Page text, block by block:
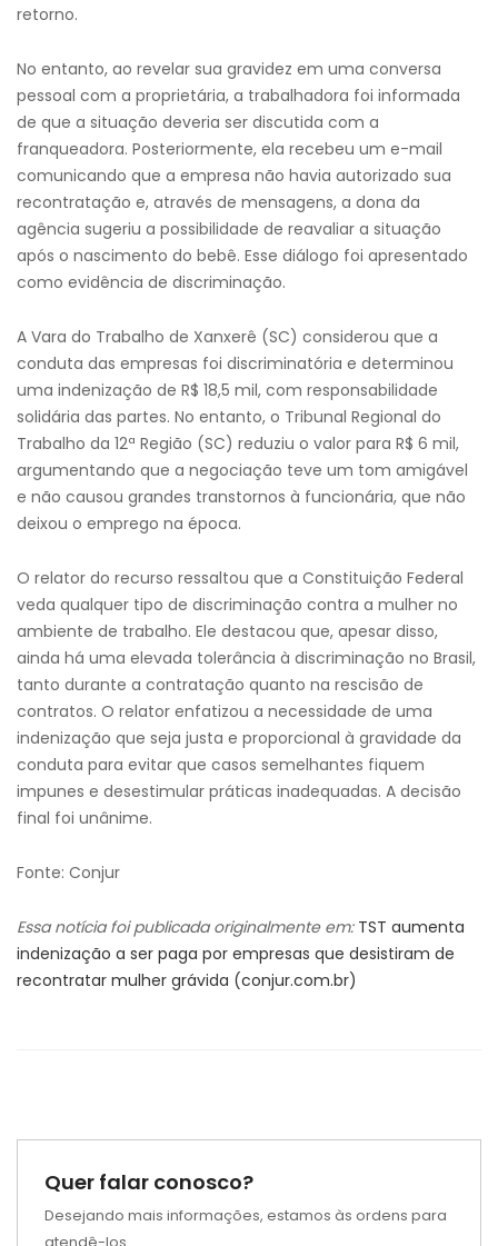
retorno.
No entanto, ao revelar sua gravidez em uma conversa
pessoal com a proprietária, a trabalhadora foi informada
de que a situação deveria ser discutida com a
franqueadora. Posteriormente, ela recebeu um e-mail
comunicando que a empresa não havia autorizado sua
recontratação e, através de mensagens, a dona da
agência sugeriu a possibilidade de reavaliar a situação
após o nascimento do bebê. Esse diálogo foi apresentado
como evidência de discriminação.
A Vara do Trabalho de Xanxerê (SC) considerou que a
conduta das empresas foi discriminatória e determinou
uma indenização de R$ 18,5 mil, com responsabilidade
solidária das partes. No entanto, o Tribunal Regional do
Trabalho da 12ª Região (SC) reduziu o valor para R$ 6 mil,
argumentando que a negociação teve um tom amigável
e não causou grandes transtornos à funcionária, que não
deixou o emprego na época.
O relator do recurso ressaltou que a Constituição Federal
veda qualquer tipo de discriminação contra a mulher no
ambiente de trabalho. Ele destacou que, apesar disso,
ainda há uma elevada tolerância à discriminação no Brasil,
tanto durante a contratação quanto na rescisão de
contratos. O relator enfatizou a necessidade de uma
indenização que seja justa e proporcional à gravidade da
conduta para evitar que casos semelhantes fiquem
impunes e desestimular práticas inadequadas. A decisão
final foi unânime.
Fonte: Conjur
Essa notícia foi publicada originalmente em: TST aumenta
indenização a ser paga por empresas que desistiram de
recontratar mulher grávida (conjur.com.br)
Quer falar conosco?
Desejando mais informações, estamos às ordens para